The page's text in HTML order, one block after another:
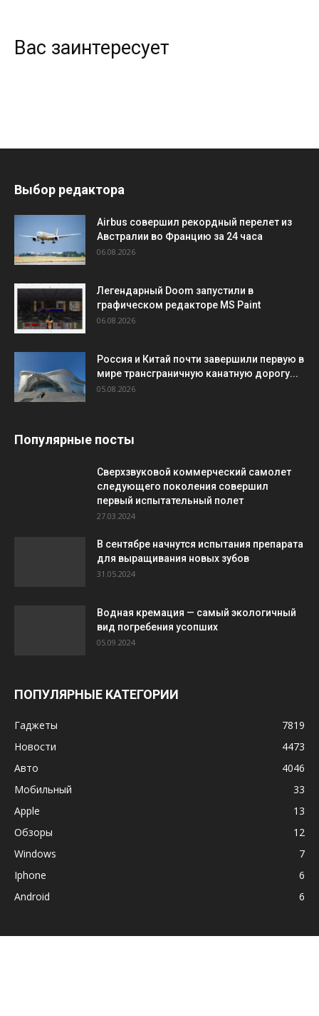
Вас заинтересует
Выбор редактора
Airbus совершил рекордный перелет из
Австралии во Францию за 24 часа
06.08.2026
Легендарный Doom запустили в
графическом редакторе MS Paint
06.08.2026
Россия и Китай почти завершили первую в
мире трансграничную канатную дорогу...
05.08.2026
Популярные посты
Сверхзвуковой коммерческий самолет
следующего поколения совершил
первый испытательный полет
27.03.2024
В сентябре начнутся испытания препарата
для выращивания новых зубов
31.05.2024
Водная кремация — самый экологичный
вид погребения усопших
05.09.2024
ПОПУЛЯРНЫЕ КАТЕГОРИИ
Гаджеты
7819
Новости
4473
Авто
4046
Мобильный
33
Apple
13
Обзоры
12
Windows
7
Iphone
6
Android
6